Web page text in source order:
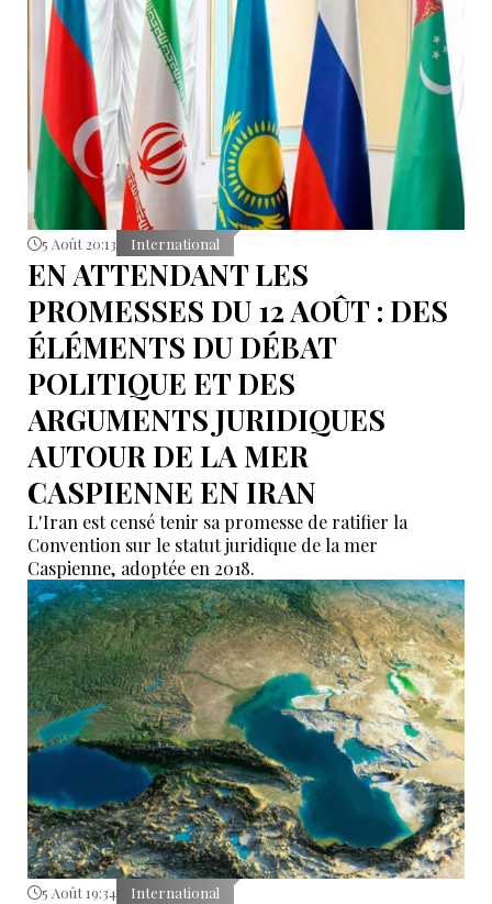
5 Août 20:13 International
EN ATTENDANT LES
PROMESSES DU 12 AOÛT : DES
ÉLÉMENTS DU DÉBAT
POLITIQUE ET DES
ARGUMENTS JURIDIQUES
AUTOUR DE LA MER
CASPIENNE EN IRAN
L'Iran est censé tenir sa promesse de ratifier la
Convention sur le statut juridique de la mer
Caspienne, adoptée en 2018.
5 Août 19:34 International